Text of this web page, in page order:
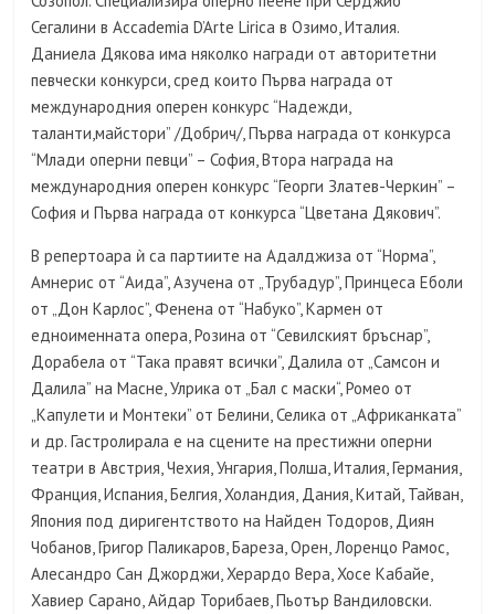
Сегалини в Accademia D’Arte Lirica в Озимо, Италия.
Даниела Дякова има няколко награди от авторитетни
певчески конкурси, сред които Първа награда от
международния оперен конкурс “Надежди,
таланти,майстори” /Добрич/, Първа награда от конкурса
“Млади оперни певци” – София, Втора награда на
международния оперен конкурс “Георги Златев-Черкин” –
София и Първа награда от конкурса “Цветана Дякович”.
В репертоара ѝ са партиите на Адалджиза от “Норма”,
Амнерис от “Аида”, Азучена от „Трубадур”, Принцеса Еболи
от „Дон Карлос”, Фенена от “Набуко”, Кармен от
едноименната опера, Розина от “Севилският бръснар”,
Дорабела от “Така правят всички”, Далила от „Самсон и
Далила” на Масне, Улрика от „Бал с маски“, Ромео от
„Капулети и Монтеки” от Белини, Селика от „Африканката”
и др. Гастролирала е на сцените на престижни оперни
театри в Австрия, Чехия, Унгария, Полша, Италия, Германия,
Франция, Испания, Белгия, Холандия, Дания, Китай, Тайван,
Япония под диригентството на Найден Тодоров, Диян
Чобанов, Григор Паликаров, Бареза, Орен, Лоренцо Рамос,
Алесандро Сан Джорджи, Херардо Вера, Хосе Кабайе,
Хавиер Сарано, Айдар Торибаев, Пьотър Вандиловски.